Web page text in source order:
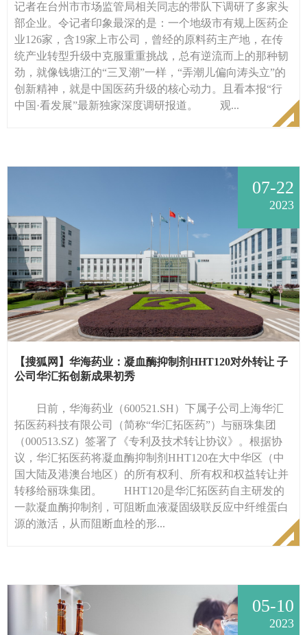
记者在台州市市场监管局相关同志的带队下调研了多家头
部企业。令记者印象最深的是：一个地级市有规上医药企
业126家，含19家上市公司，曾经的原料药主产地，在传
统产业转型升级中克服重重挑战，总有逆流而上的那种韧
劲，就像钱塘江的“三叉潮”一样，“弄潮儿偏向涛头立”的
创新精神，就是中国医药升级的核心动力。且看本报“行
中国·看发展”最新独家深度调研报道。 观...
07-22
2023
【搜狐网】华海药业：凝血酶抑制剂HHT120对外转让 子
公司华汇拓创新成果初秀
日前，华海药业（600521.SH）下属子公司上海华汇
拓医药科技有限公司（简称“华汇拓医药”）与丽珠集团
（000513.SZ）签署了《专利及技术转让协议》。根据协
议，华汇拓医药将凝血酶抑制剂HHT120在大中华区（中
国大陆及港澳台地区）的所有权利、所有权和权益转让并
转移给丽珠集团。 HHT120是华汇拓医药自主研发的
一款凝血酶抑制剂，可阻断血液凝固级联反应中纤维蛋白
源的激活，从而阻断血栓的形...
05-10
2023